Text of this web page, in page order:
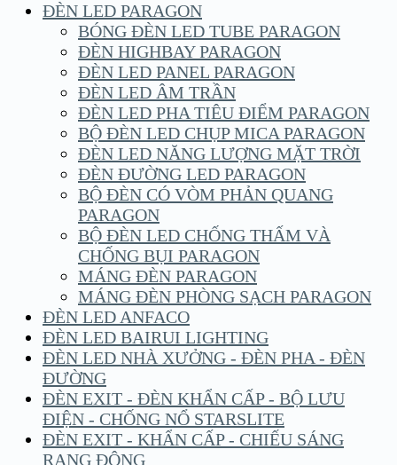
ĐÈN LED PARAGON
BÓNG ĐÈN LED TUBE PARAGON
ĐÈN HIGHBAY PARAGON
ĐÈN LED PANEL PARAGON
ĐÈN LED ÂM TRẦN
ĐÈN LED PHA TIÊU ĐIỂM PARAGON
BỘ ĐÈN LED CHỤP MICA PARAGON
ĐÈN LED NĂNG LƯỢNG MẶT TRỜI
ĐÈN ĐƯỜNG LED PARAGON
BỘ ĐÈN CÓ VÒM PHẢN QUANG
PARAGON
BỘ ĐÈN LED CHỐNG THẤM VÀ
CHỐNG BỤI PARAGON
MÁNG ĐÈN PARAGON
MÁNG ĐÈN PHÒNG SẠCH PARAGON
ĐÈN LED ANFACO
ĐÈN LED BAIRUI LIGHTING
ĐÈN LED NHÀ XƯỞNG - ĐÈN PHA - ĐÈN
ĐƯỜNG
ĐÈN EXIT - ĐÈN KHẨN CẤP - BỘ LƯU
ĐIỆN - CHỐNG NỔ STARSLITE
ĐÈN EXIT - KHẨN CẤP - CHIẾU SÁNG
RẠNG ĐÔNG